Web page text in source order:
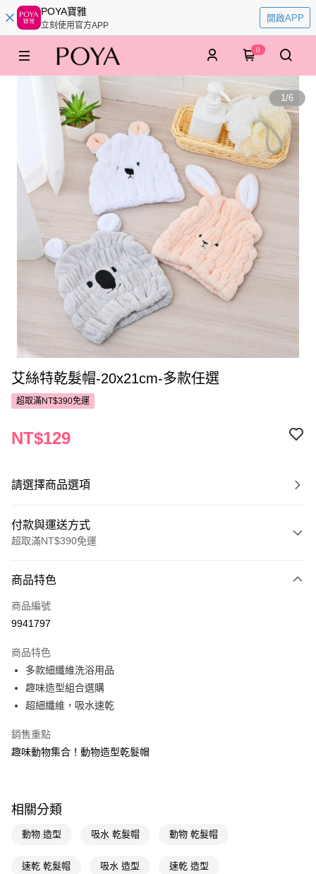
POYA寶雅
立刻使用官方APP
開啟APP
0
1/6
艾絲特乾髮帽-20x21cm-多款任選
超取滿NT$390免運
NT$129
請選擇商品選項
付款與運送方式
超取滿NT$390免運
POYA支付
信用卡一次付款
LINE Pay
Apple Pay
悠遊付
相關說明
【關於「AFTEE先享後付」】
１．簡單：不需註冊會員、不需綁卡、不需儲值。
即享券
商品特色
商品編號
9941797
商品特色
多款細纖維洗浴用品
趣味造型組合選購
超細纖維，吸水速乾
銷售重點
趣味動物集合！動物造型乾髮帽
相關分類
動物 造型 吸水 乾髮帽 動物 乾髮帽
速乾 乾髮帽 吸水 造型 速乾 造型